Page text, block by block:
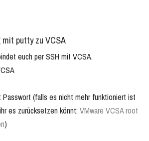
mit putty zu VCSA
euch per SSH mit VCSA.
(falls es nicht mehr funktioniert ist
es zurücksetzen könnt: VMware VCSA root
)